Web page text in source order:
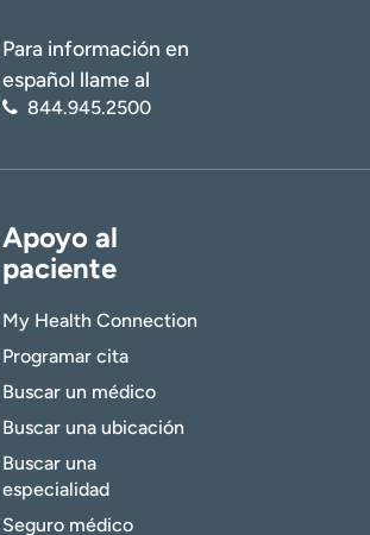
Para información en
español llame al
844.945.2500
Apoyo al
paciente
My Health Connection
Programar cita
Buscar un médico
Buscar una ubicación
Buscar una
especialidad
Seguro médico